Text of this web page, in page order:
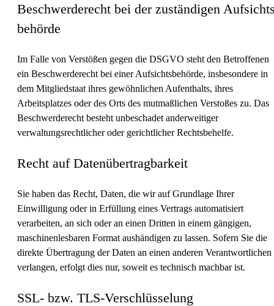
Beschwerde­recht bei der zuständigen
behörde
Im Falle von Verstößen gegen die DSGVO steht den Betroffenen
ein Beschwerderecht bei einer Aufsichtsbehörde, insbesondere in
dem Mitgliedstaat ihres gewöhnlichen Aufenthalts, ihres
Arbeitsplatzes oder des Orts des mutmaßlichen Verstoßes zu. Das
Beschwerderecht besteht unbeschadet anderweitiger
verwaltungsrechtlicher oder gerichtlicher Rechtsbehelfe.
Recht auf Daten­übertrag­barkeit
Sie haben das Recht, Daten, die wir auf Grundlage Ihrer
Einwilligung oder in Erfüllung eines Vertrags automatisiert
verarbeiten, an sich oder an einen Dritten in einem gängigen,
maschinenlesbaren Format aushändigen zu lassen. Sofern Sie die
direkte Übertragung der Daten an einen anderen Verantwortlichen
verlangen, erfolgt dies nur, soweit es technisch machbar ist.
SSL- bzw. TLS-Verschlüsselung